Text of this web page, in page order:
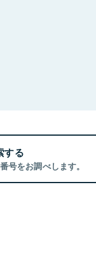
する
号をお調べします。